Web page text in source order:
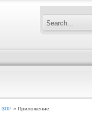
ЗПР » Приложение